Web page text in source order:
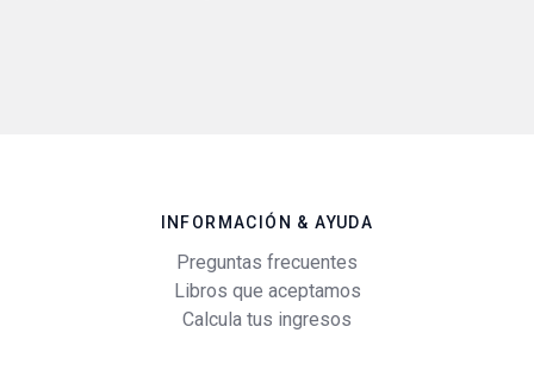
INFORMACIÓN & AYUDA
Preguntas frecuentes
Libros que aceptamos
Calcula tus ingresos